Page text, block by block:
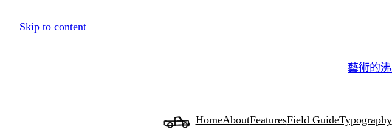
跳
Skip to content
藝術的
HomeAboutFeaturesField GuideTypography